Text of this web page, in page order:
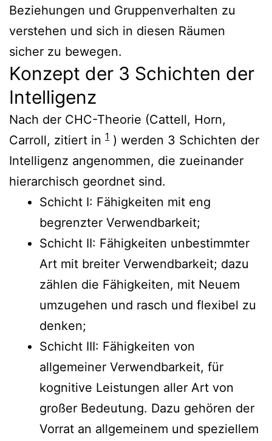
Beziehungen und Gruppenverhalten zu
verstehen und sich in diesen Räumen
sicher zu bewegen.
Konzept der 3 Schichten der
Intelligenz
Nach der CHC-Theorie (Cattell, Horn,
Carroll, zitiert in 1 ) werden 3 Schichten der
Intelligenz angenommen, die zueinander
hierarchisch geordnet sind.
Schicht I: Fähigkeiten mit eng
begrenzter Verwendbarkeit;
Schicht II: Fähigkeiten unbestimmter
Art mit breiter Verwendbarkeit; dazu
zählen die Fähigkeiten, mit Neuem
umzugehen und rasch und flexibel zu
denken;
Schicht III: Fähigkeiten von
allgemeiner Verwendbarkeit, für
kognitive Leistungen aller Art von
großer Bedeutung. Dazu gehören der
Vorrat an allgemeinem und speziellem